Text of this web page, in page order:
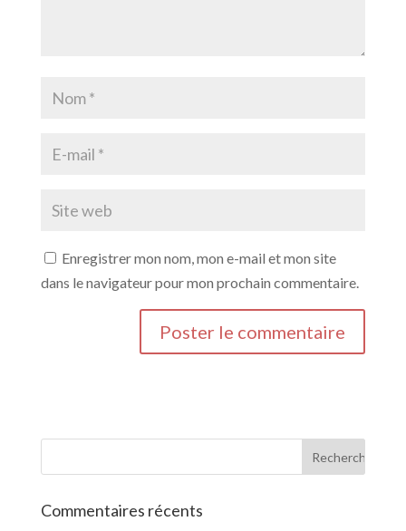
Enregistrer mon nom, mon e-mail et mon site
dans le navigateur pour mon prochain commentaire.
Commentaires récents